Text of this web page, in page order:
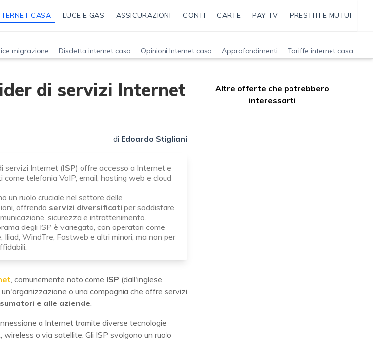
CASA LUCE E GAS ASSICURAZIONI CONTI CARTE PAY TV PRESTITI E MUTUI
migrazione Disdetta internet casa Opinioni Internet casa Approfondimenti Tariffe internet casa
di servizi Internet
di Edoardo Stigliani
servizi Internet (ISP) offre accesso a Internet e
come telefonia VoIP, email, hosting web e cloud
un ruolo cruciale nel settore delle
offrendo servizi diversificati per soddisfare
sicurezza e intrattenimento.
degli ISP è variegato, con operatori come
Iliad, WindTre, Fastweb e altri minori, ma non per
, comunemente noto come ISP (dall'inglese
o una compagnia che offre servizi
e alle aziende.
a Internet tramite diverse tecnologie
o via satellite. Gli ISP svolgono un ruolo
Altre offerte che potrebbero
interessarti